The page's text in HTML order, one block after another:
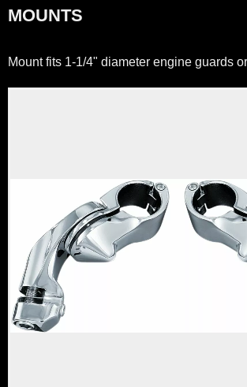
MOUNTS
Mount fits 1-1/4" diameter engine guards